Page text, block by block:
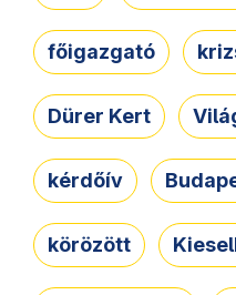
főigazgató
Dürer Kert
kérdőív
körözött